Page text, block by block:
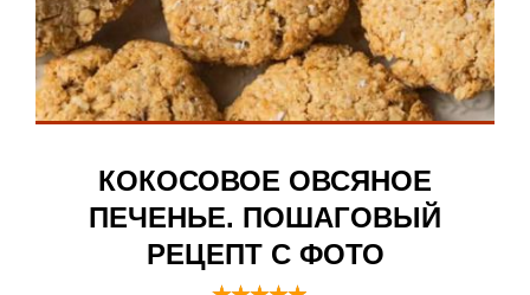
КОКОСОВОЕ ОВСЯНОЕ
ПЕЧЕНЬЕ. ПОШАГОВЫЙ
РЕЦЕПТ С ФОТО